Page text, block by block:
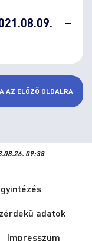
–
AZ ELŐZŐ OLDALRA
09:38
adatok
Impresszum